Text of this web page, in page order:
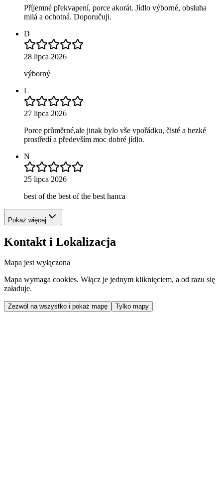
Příjemné překvapení, porce akorát. Jídlo výborné, obsluha
milá a ochotná. Doporučuji.
D
28 lipca 2026
výborný
L
27 lipca 2026
Porce průměrné,ale jinak bylo vše vpořádku, čisté a hezké
prostředí a především moc dobré jídlo.
N
25 lipca 2026
best of the best of the best hanca
Pokaż więcej
Kontakt i Lokalizacja
Mapa jest wyłączona
Mapa wymaga cookies. Włącz je jednym kliknięciem, a od razu się
załaduje.
Zezwól na wszystko i pokaż mapę Tylko mapy